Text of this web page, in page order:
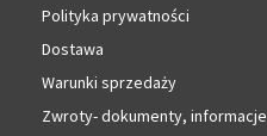
Polityka prywatności
Dostawa
Warunki sprzedaży
Zwroty- dokumenty, informacje